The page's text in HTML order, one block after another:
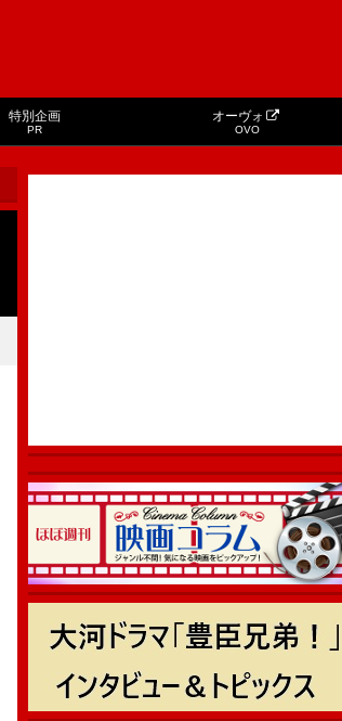
特別企画
PR
オーヴォ
OVO